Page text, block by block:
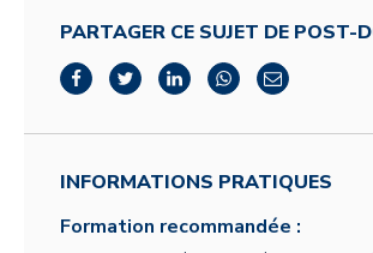
PARTAGER CE SUJET DE POST-
INFORMATIONS PRATIQUES
Formation recommandée :